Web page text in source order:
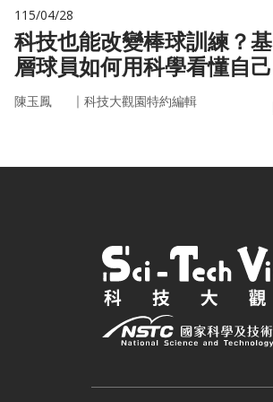
115/04/28
科技也能改變棒球訓練？基
層球員如何用科學看懂自己
陳玉鳳 ｜ 科技大觀園特約編輯